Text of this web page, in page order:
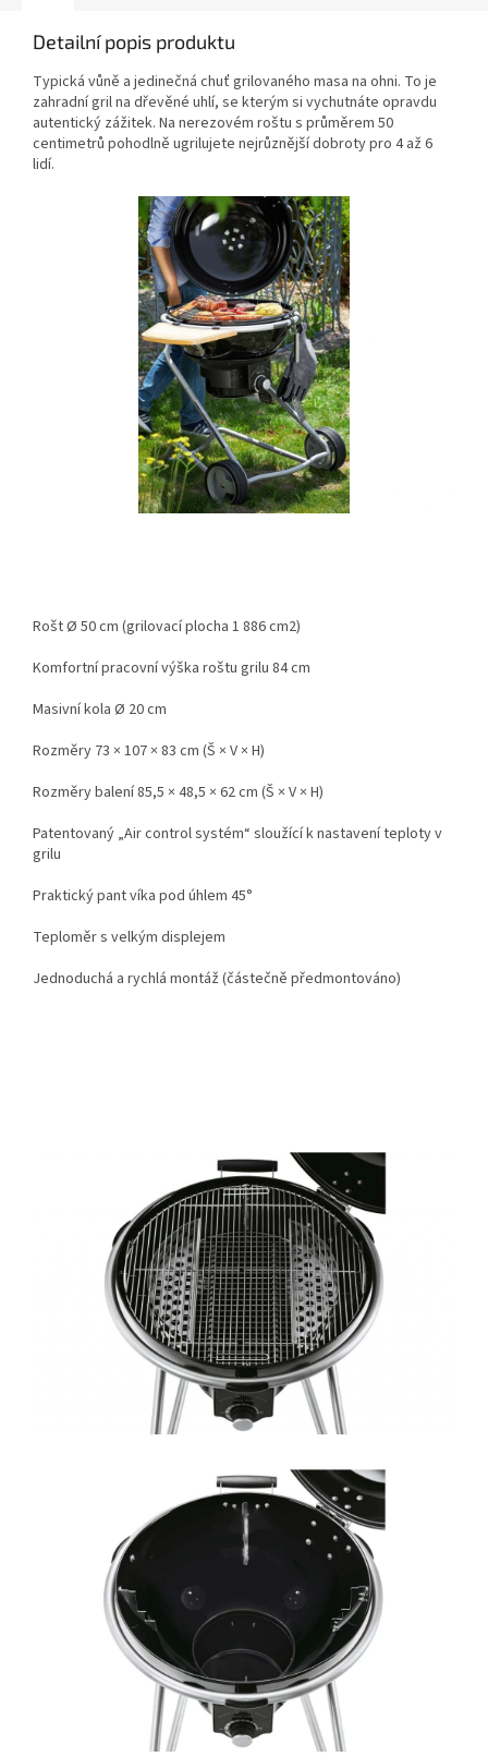
Detailní popis produktu
Typická vůně a jedinečná chuť grilovaného masa na ohni. To je
zahradní gril na dřevěné uhlí, se kterým si vychutnáte opravdu
autentický zážitek. Na nerezovém roštu s průměrem 50
centimetrů pohodlně ugrilujete nejrůznější dobroty pro 4 až 6
lidí.
Rošt Ø 50 cm (grilovací plocha 1 886 cm2)
Komfortní pracovní výška roštu grilu 84 cm
Masivní kola Ø 20 cm
Rozměry 73 × 107 × 83 cm (Š × V × H)
Rozměry balení 85,5 × 48,5 × 62 cm (Š × V × H)
Patentovaný „Air control systém“ sloužící k nastavení teploty v
grilu
Praktický pant víka pod úhlem 45°
Teploměr s velkým displejem
Jednoduchá a rychlá montáž (částečně předmontováno)